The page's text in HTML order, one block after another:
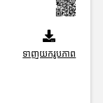
ទាញយករូបភាព